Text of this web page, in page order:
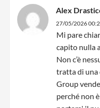
Alex
27/05/2026
Mi pare
capito nulla
Non c’è
tratta di una
Group
perché non